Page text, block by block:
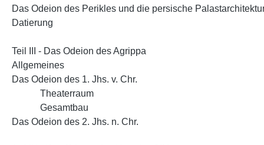
Das Odeion des Perikles und die persische
Datierung
Teil III - Das Odeion des Agrippa
Allgemeines
Das Odeion des 1. Jhs. v. Chr.
Theaterraum
Gesamtbau
Das Odeion des 2. Jhs. n. Chr.